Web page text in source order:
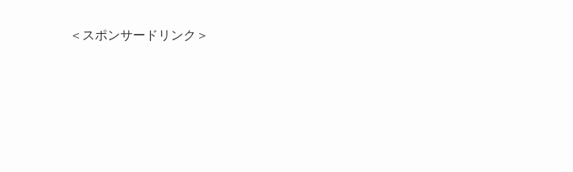
＜スポンサードリンク＞